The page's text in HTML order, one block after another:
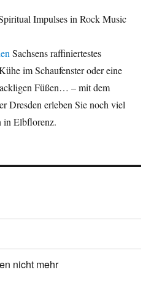
Impulses in Rock Music
Sachsens raffiniertestes
im Schaufenster oder eine
Füßen… – mit dem
Dresden erleben Sie noch viel
in Elbflorenz.
nicht mehr